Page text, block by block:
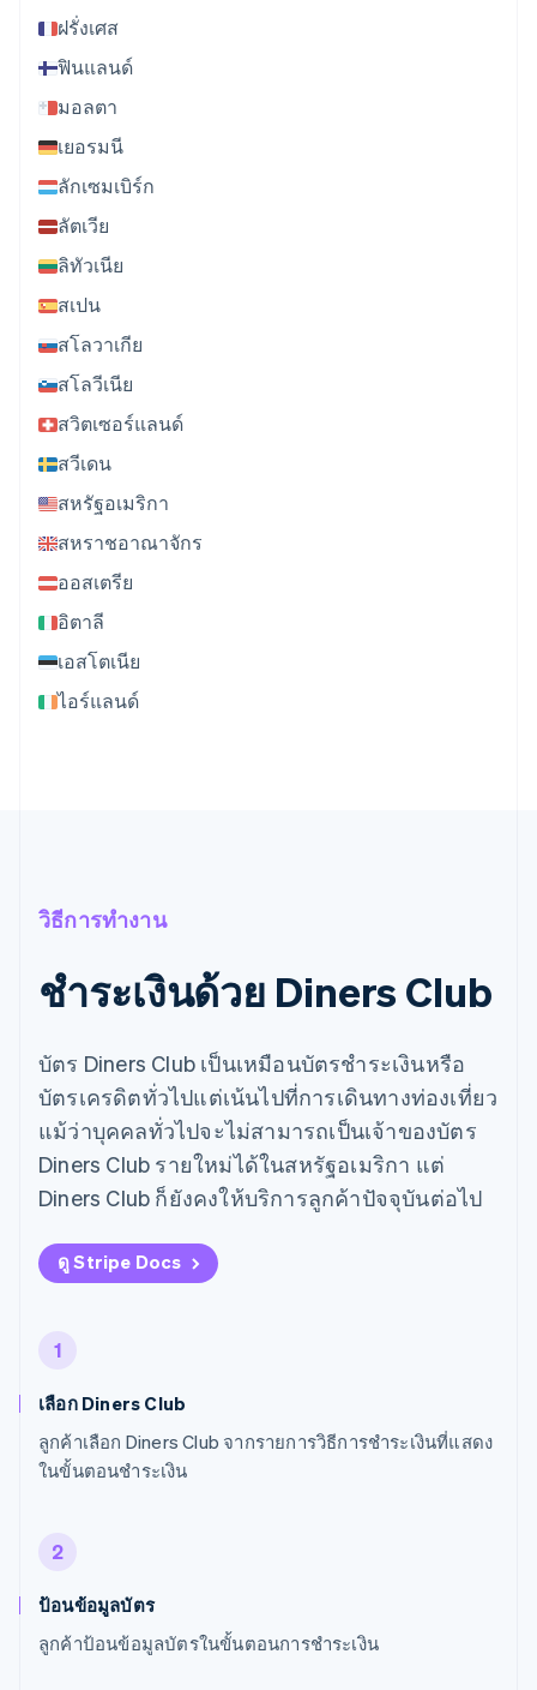
ฝรั่งเศส
ฟินแลนด์
มอลตา
เยอรมนี
ลักเซมเบิร์ก
ลัตเวีย
ลิทัวเนีย
สเปน
สโลวาเกีย
สโลวีเนีย
สวิตเซอร์แลนด์
สวีเดน
สหรัฐอเมริกา
สหราชอาณาจักร
ออสเตรีย
อิตาลี
เอสโตเนีย
ไอร์แลนด์
วิธีการทำงาน
ชำระเงินด้วย Diners Club
บัตร Diners Club เป็นเหมือนบัตรชำระเงินหรือ
บัตรเครดิตทั่วไปแต่เน้นไปที่การเดินทางท่องเที่ยว
แม้ว่าบุคคลทั่วไปจะไม่สามารถเป็นเจ้าของบัตร
Diners Club รายใหม่ได้ในสหรัฐอเมริกา แต่
Diners Club ก็ยังคงให้บริการลูกค้าปัจจุบันต่อไป
ดู Stripe Docs
1
เลือก Diners Club
ลูกค้าเลือก Diners Club จากรายการวิธีการชำระเงินที่แสดง
ในขั้นตอนชำระเงิน
2
ป้อนข้อมูลบัตร
ลูกค้าป้อนข้อมูลบัตรในขั้นตอนการชำระเงิน